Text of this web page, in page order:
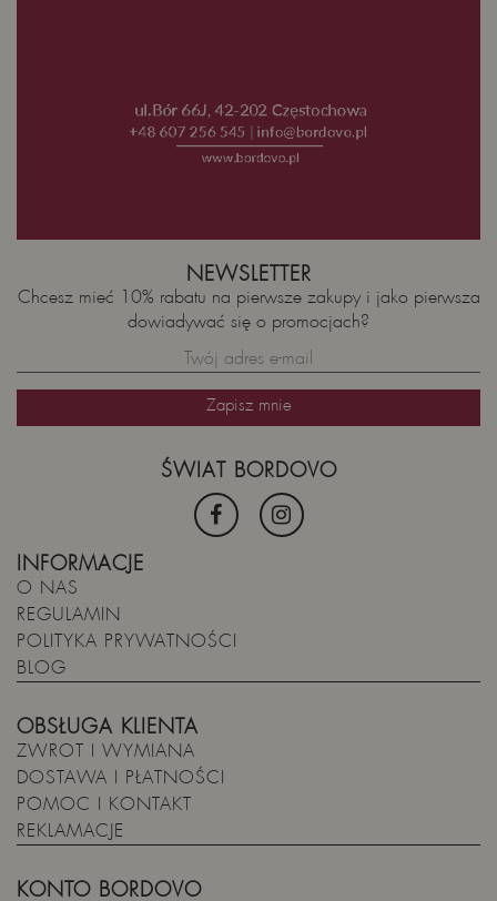
INFORMACJE
O NAS
REGULAMIN
POLITYKA PRYWATNOŚCI
BLOG
OBSŁUGA KLIENTA
ZWROT I WYMIANA
DOSTAWA I PŁATNOŚCI
POMOC I KONTAKT
REKLAMACJE
KONTO BORDOVO
ŚWIAT BORDOVO
NEWSLETTER
Chcesz mieć 10% rabatu na pierwsze zakupy i jako pierwsza
dowiadywać się o promocjach?